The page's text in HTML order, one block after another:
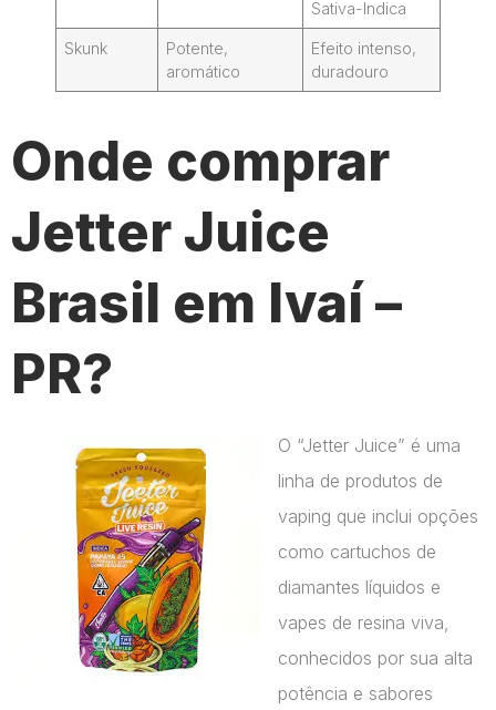
Sativa-Indica
Skunk
Potente,
aromático
Efeito intenso,
duradouro
Onde comprar
Jetter Juice
Brasil em Ivaí –
PR?
O “Jetter Juice” é uma
linha de produtos de
vaping que inclui opções
como cartuchos de
diamantes líquidos e
vapes de resina viva,
conhecidos por sua alta
potência e sabores